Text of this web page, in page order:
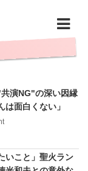
演NG"の深い因縁
面白くない」
いこと」聖火ラン